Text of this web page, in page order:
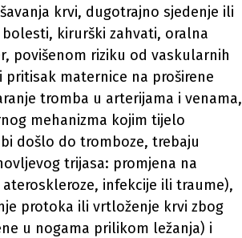
krvi, dugotrajno sjedenje ili
kirurški zahvati, oralna
povišenom riziku od vaskularnih
maternice na proširene
tromba u arterijama i venama,
mehanizma kojim tijelo
došlo do tromboze, trebaju
trijasa: promjena na
infekcije ili traume),
protoka ili vrtloženje krvi zbog
u nogama prilikom ležanja) i